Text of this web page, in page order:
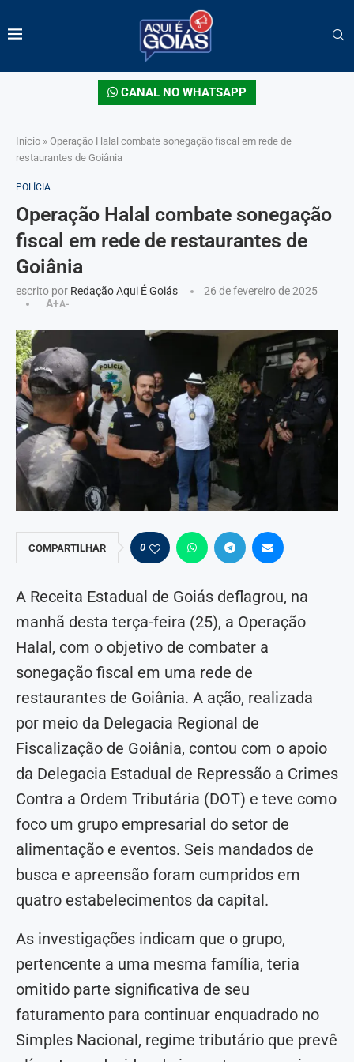
CANAL NO WHATSAPP
Início » Operação Halal combate sonegação fiscal em rede de
restaurantes de Goiânia
POLÍCIA
Operação Halal combate sonegação
fiscal em rede de restaurantes de
Goiânia
escrito por Redação Aqui É Goiás
26 de fevereiro de 2025
A+A-
COMPARTILHAR 0
A Receita Estadual de Goiás deflagrou, na
manhã desta terça-feira (25), a Operação
Halal, com o objetivo de combater a
sonegação fiscal em uma rede de
restaurantes de Goiânia. A ação, realizada
por meio da Delegacia Regional de
Fiscalização de Goiânia, contou com o apoio
da Delegacia Estadual de Repressão a Crimes
Contra a Ordem Tributária (DOT) e teve como
foco um grupo empresarial do setor de
alimentação e eventos. Seis mandados de
busca e apreensão foram cumpridos em
quatro estabelecimentos da capital.
As investigações indicam que o grupo,
pertencente a uma mesma família, teria
omitido parte significativa de seu
faturamento para continuar enquadrado no
Simples Nacional, regime tributário que prevê